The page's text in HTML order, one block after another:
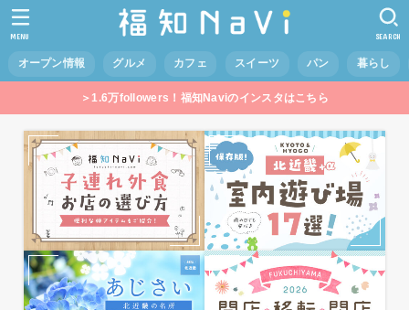
オープン情報 グルメ カフェ スイーツ パン 暮らし
SEARCH
MENU
＞1.6万followers！福知Naviのインスタはこちら